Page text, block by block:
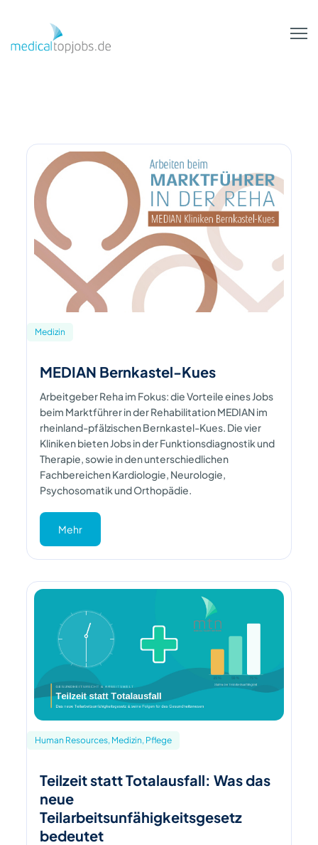
Medizin
MEDIAN Bernkastel-Kues
Arbeitgeber Reha im Fokus: die Vorteile eines Jobs
beim Marktführer in der Rehabilitation MEDIAN im
rheinland-pfälzischen Bernkastel-Kues. Die vier
Kliniken bieten Jobs in der Funktionsdiagnostik und
Therapie, sowie in den unterschiedlichen
Fachbereichen Kardiologie, Neurologie,
Psychosomatik und Orthopädie.
Mehr
Human Resources, Medizin, Pflege
Teilzeit statt Totalausfall: Was das
neue
Teilarbeitsunfähigkeitsgesetz
bedeutet